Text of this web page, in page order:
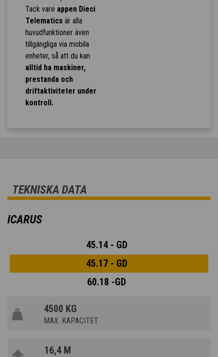
Tack vare appen Dieci
Telematics är alla
huvudfunktioner även
tillgängliga via mobila
enheter, så att du kan
alltid ha maskiner,
prestanda och
driftaktiviteter under
kontroll.
TEKNISKA DATA
ICARUS
45.14 - GD
45.17 - GD
60.18 -GD
4500 KG
MAX. KAPACITET
16,4 M